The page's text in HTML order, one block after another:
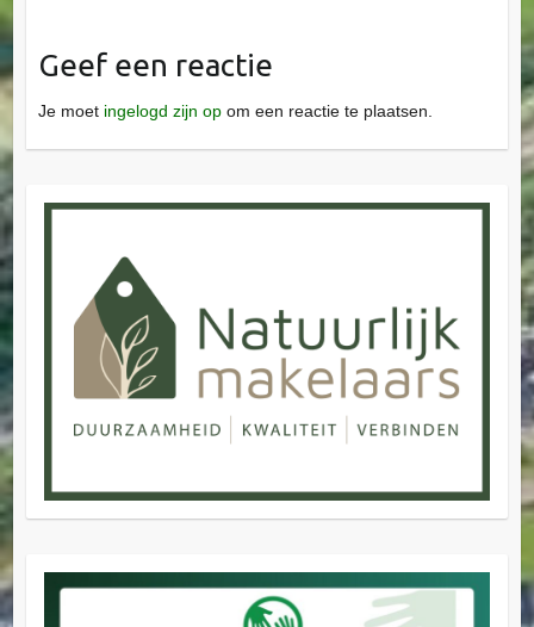
Geef een reactie
Je moet ingelogd zijn opom een reactie te plaatsen.